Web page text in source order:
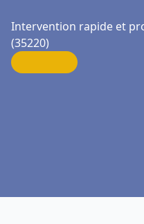
Intervention rapide et
(35220)